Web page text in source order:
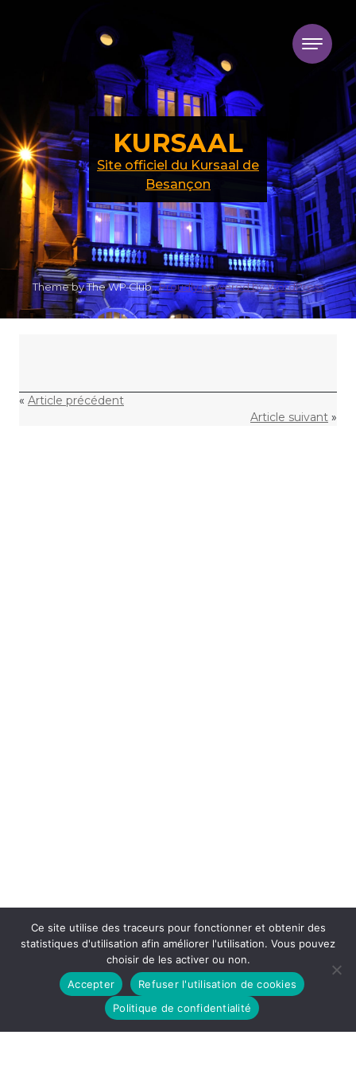
« Article précédent
Article suivant »
KURSAAL
Site officiel du Kursaal de
Besançon
Theme by The WP Club .Proudly powered by WordPress
Ce site utilise des traceurs pour fonctionner et obtenir des
statistiques d'utilisation afin améliorer l'utilisation. Vous pouvez
choisir de les activer ou non.
Accepter
Refuser l'utilisation de cookies
Politique de confidentialité